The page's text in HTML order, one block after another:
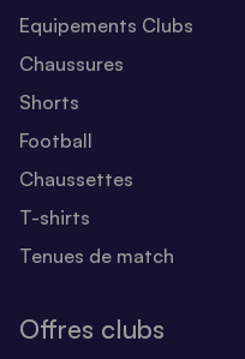
Equipements Clubs
Chaussures
Shorts
Football
Chaussettes
T-shirts
Tenues de match
Offres clubs